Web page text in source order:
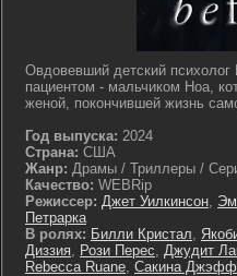
Овдовевший детский
пациентом - мальчиком Ноа,
женой, покончившей жизнь
Год выпуска: 2024
Страна: США
Жанр: Драмы / Триллеры /
Качество: WEBRip
Режиссер: Джет Уилкинсон,
Петрарка
В ролях: Билли Кристал,
Диззия, Рози Перес, Джудит
Rebecca Ruane, Сакина